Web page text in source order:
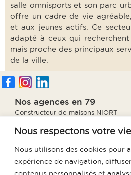
Nous respectons votre
Nous utilisons des cookies pour
expérience de navigation,
contenus personnalisés et
salle omnisports et son parc
offre un cadre de vie
et aux jeunes actifs. Ce
adapté à ceux qui
mais proche des principaux
de la ville.
Nos agences en 79
Constructeur de maisons NIORT
Constructeur de maisons BRESSUIRE
Notre agence en 85
Constructeur de maisons Fontenay